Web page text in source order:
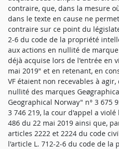
contraire, que, dans la mesure
dans le texte en cause ne
contraire sur ce point du
2-6 du code de la propriété
aux actions en nullité de
déjà acquise lors de l'entrée en
mai 2019" et en retenant, en
VF étaient non recevables à
nullité des marques
Geographical Norway" n° 3 675
3 746 219, la cour d'appel a
486 du 22 mai 2019 ainsi que,
articles 2222 et 2224 du code
l'article L. 712-2-6 du code de